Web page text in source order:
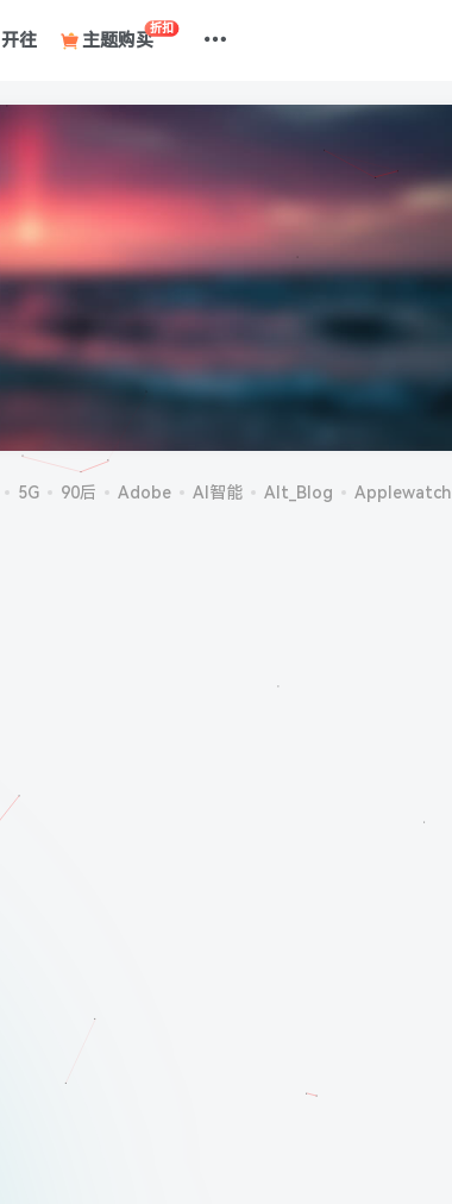
开往 主题购买
折扣
5G 90后 Adobe AI智能 Alt_Blog Applewatch